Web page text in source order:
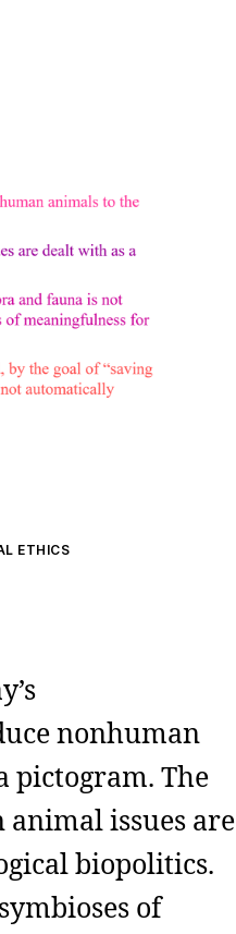
ETHICS
nonhuman
pictogram. The
issues are
biopolitics.
of